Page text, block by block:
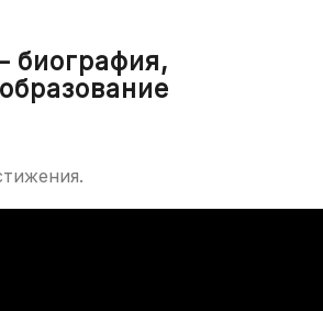
биография,